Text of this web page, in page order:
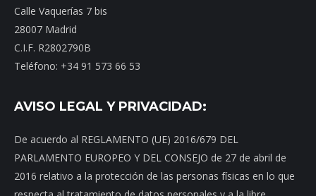
Calle Vaquerías 7 bis
28007 Madrid
C.I.F. R2802790B
Teléfono: +34 91 573 66 53
AVISO LEGAL Y PRIVACIDAD:
De acuerdo al REGLAMENTO (UE) 2016/679 DEL
PARLAMENTO EUROPEO Y DEL CONSEJO de 27 de abril de
2016 relativo a la protección de las personas físicas en lo que